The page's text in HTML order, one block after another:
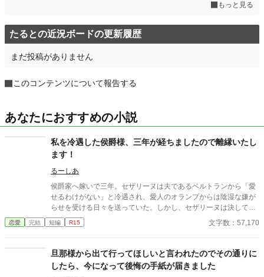
もっと見る
たるとの近況ボードの更新履歴
まだ投稿がありません
このコンテンツについて報告する
あなたにおすすめの小説
私を冷遇した侯爵様、三年が経ちましたので離縁いたし
ます！
るーしあ
侯爵家へ嫁いで三年。セザリーヌは夫であるベルトランから「愛
せるわけがない」と冷遇され、愛人のオランプからは陰湿な嫌が
らせを受ける日々を送っていた。しかし、セザリーヌは決して屈
しなかった。なぜなら、この婚姻は「三年経っても愛せなければ
離縁する」という約束のもと結ばれたものだったからだ。 三年目
屋敷を去る。 身一つで国境の美しい村へ向かった彼女は、身分を
隠した隣国の若き大公ジスランと運命的な出会いを果たす。セザ
リーヌの傷ついた心は、ジスランの情熱的で甘い溺愛によって少
恋愛 完結 短編 R15 文字数：57,170
旦那様から出て行ってほしいと言われたのでその通りに
したら、今になって後悔の手紙が届きました